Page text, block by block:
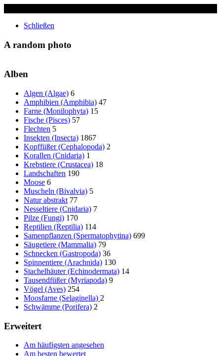
Schließen
A random photo
Alben
Algen (Algae) 6
Amphibien (Amphibia) 47
Farne (Monilophyta) 15
Fische (Pisces) 57
Flechten 5
Insekten (Insecta) 1867
Kopffüßer (Cephalopoda) 2
Korallen (Cnidaria) 1
Krebstiere (Crustacea) 18
Landschaften 190
Moose 6
Muscheln (Bivalvia) 5
Natur abstrakt 77
Nesseltiere (Cnidaria) 7
Pilze (Fungi) 170
Reptilien (Reptilia) 114
Samenpflanzen (Spermatophytina) 699
Säugetiere (Mammalia) 79
Schnecken (Gastropoda) 36
Spinnentiere (Arachnida) 130
Stachelhäuter (Echinodermata) 14
Tausendfüßer (Myriapoda) 9
Vögel (Aves) 254
Moosfarne (Selaginella) 2
Schwämme (Porifera) 2
Erweitert
Am häufigsten angesehen
Am besten bewertet